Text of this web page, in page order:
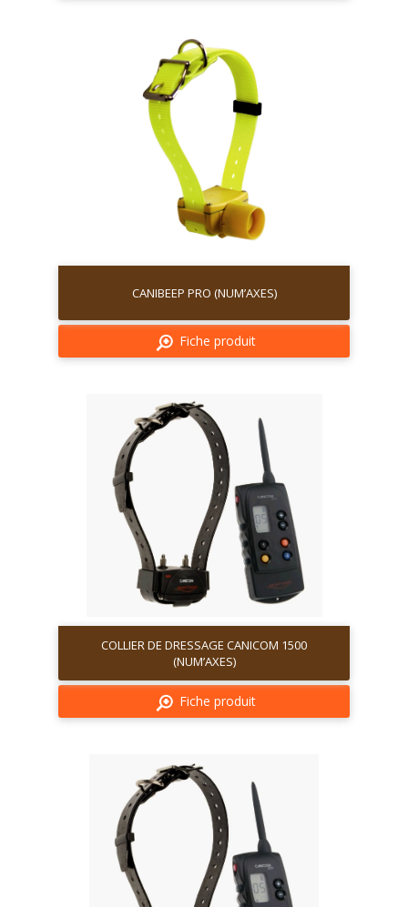
CANIBEEP PRO (NUM’AXES)
Fiche produit
COLLIER DE DRESSAGE CANICOM 1500
(NUM’AXES)
Fiche produit